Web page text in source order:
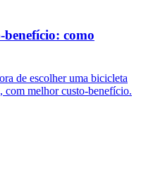
como
de escolher uma bicicleta
com melhor custo-benefício.